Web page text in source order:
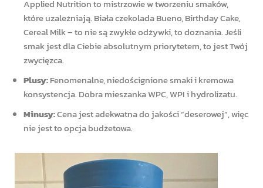
Applied Nutrition to mistrzowie w tworzeniu smaków,
które uzależniają. Biała czekolada Bueno, Birthday Cake,
Cereal Milk – to nie są zwykłe odżywki, to doznania. Jeśli
smak jest dla Ciebie absolutnym priorytetem, to jest Twój
zwycięzca.
Plusy:Fenomenalne, niedoścignione smaki i kremowa
konsystencja. Dobra mieszanka WPC, WPI i hydrolizatu.
Minusy:Cena jest adekwatna do jakości “deserowej”, więc
nie jest to opcja budżetowa.